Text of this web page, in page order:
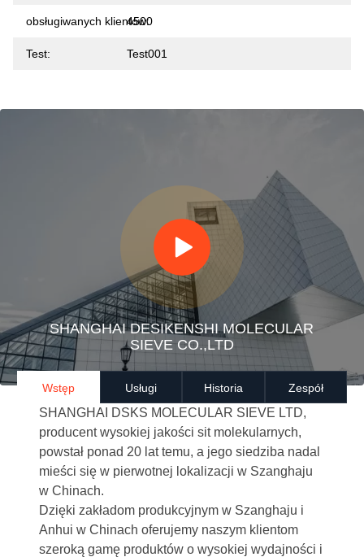
obsługiwanych klientów:
4500
Test: Test001
SHANGHAI DESIKENSHI MOLECULAR
SIEVE CO.,LTD
Wstęp Usługi Historia Zespół
SHANGHAI DSKS MOLECULAR SIEVE LTD,
producent wysokiej jakości sit molekularnych,
powstał ponad 20 lat temu, a jego siedziba nadal
mieści się w pierwotnej lokalizacji w Szanghaju
w Chinach.
Dzięki zakładom produkcyjnym w Szanghaju i
Anhui w Chinach oferujemy naszym klientom
szeroką gamę produktów o wysokiej wydajności i